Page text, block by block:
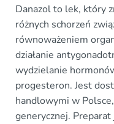
Danazol to lek, który
różnych schorzeń
równoważeniem
działanie
wydzielanie
progesteron. Jest
handlowymi w
generycznej.